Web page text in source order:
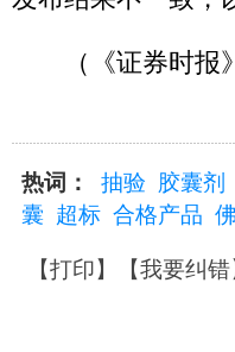
（《证券时报》
热词： 抽验 胶囊剂
囊 超标 合格产品
【打印】【我要纠错